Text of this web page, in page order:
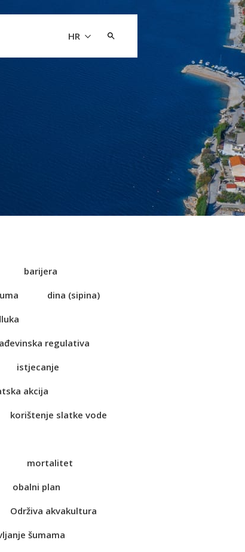
HR
barijera
dina (sipina)
regulativa
istjecanje
akcija
korištenje slatke vode
mortalitet
obalni plan
Održiva akvakultura
šumama